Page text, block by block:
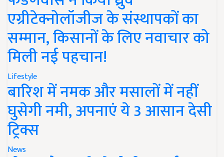
एग्रीटेक्नोलॉजीज के संस्थापकों का
सम्मान, किसानों के लिए नवाचार को
मिली नई पहचान!
Lifestyle
बारिश में नमक और मसालों में नहीं
घुसेगी नमी, अपनाएं ये 3 आसान देसी
ट्रिक्स
News